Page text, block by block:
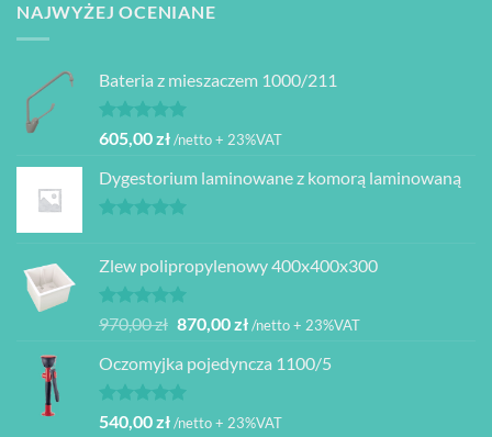
NAJWYŻEJ OCENIANE
Bateria z mieszaczem 1000/211
Oceniono
na 5
605,00zł/netto + 23%VAT
Dygestorium laminowane z komorą laminowaną
Zlew polipropylenowy 400x400x300
Oceniono
na 5
970,00zł Pierwotna
wynosiła:
970,00 zł.
870,00złAktualna
wynosi:
/netto + 23%VAT
Oczomyjka pojedyncza 1100/5
Oceniono
540,00zł/netto + 23%VAT